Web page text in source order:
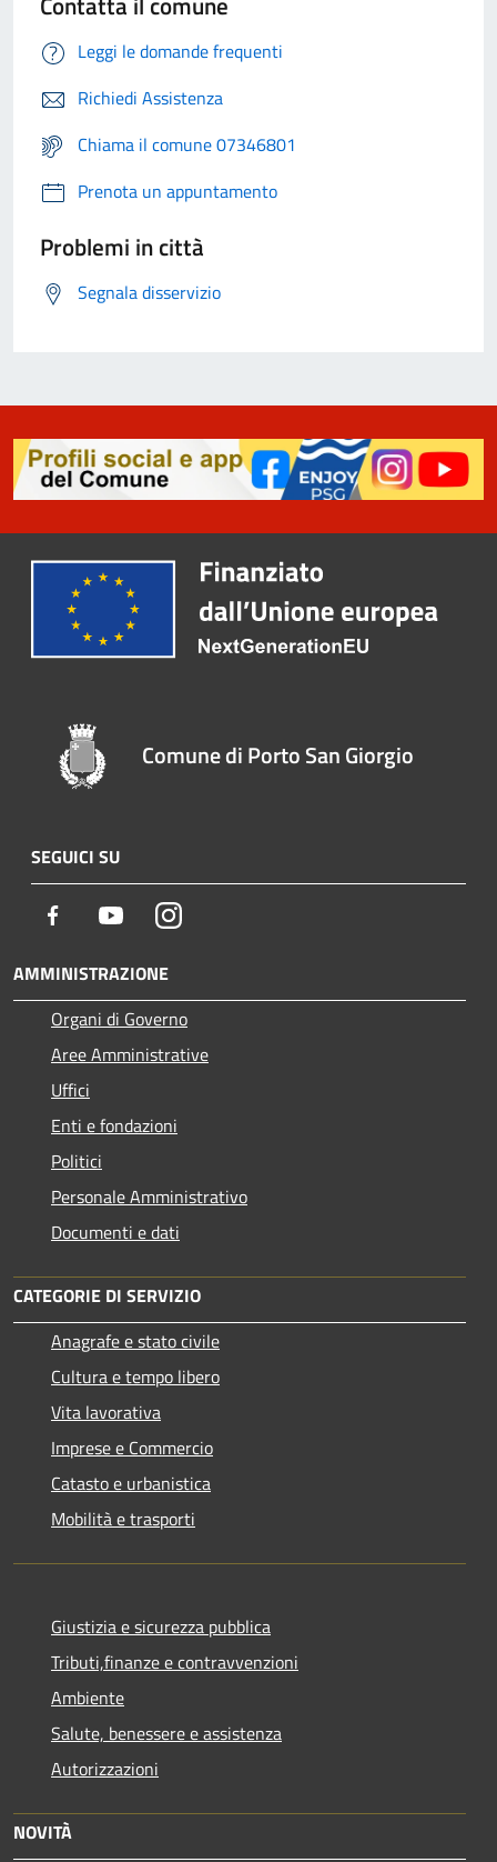
Leggi le domande frequenti
Richiedi Assistenza
Chiama il comune 07346801
Prenota un appuntamento
Problemi in città
Segnala disservizio
Comune di Porto San Giorgio
SEGUICI SU
Facebook YoutubeInstagram
AMMINISTRAZIONE
Organi di Governo
Aree Amministrative
Uffici
Enti e fondazioni
Politici
Personale Amministrativo
Documenti e dati
CATEGORIE DI SERVIZIO
Anagrafe e stato civile
Cultura e tempo libero
Vita lavorativa
Imprese e Commercio
Catasto e urbanistica
Mobilità e trasporti
Giustizia e sicurezza pubblica
Tributi,finanze e contravvenzioni
Ambiente
Salute, benessere e assistenza
Autorizzazioni
NOVITÀ